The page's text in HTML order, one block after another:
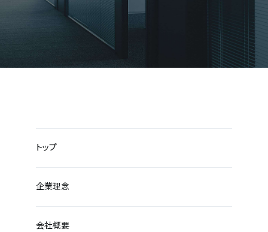
トップ
企業理念
会社概要